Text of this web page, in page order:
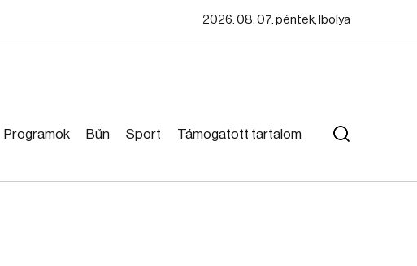
2026. 08. 07. péntek, Ibolya
Programok Bűn Sport Támogatott tartalom